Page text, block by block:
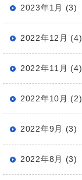
2023年1月 (3)
2022年12月 (4)
2022年11月 (4)
2022年10月 (2)
2022年9月 (3)
2022年8月 (3)